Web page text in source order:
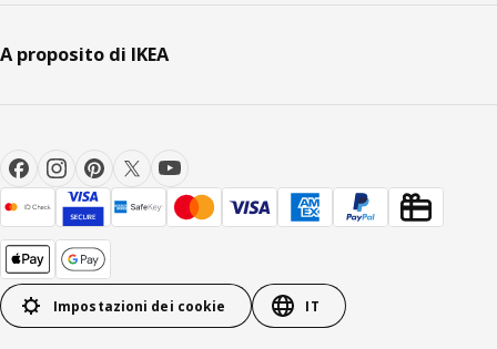
A proposito di IKEA
Impostazioni dei cookie IT